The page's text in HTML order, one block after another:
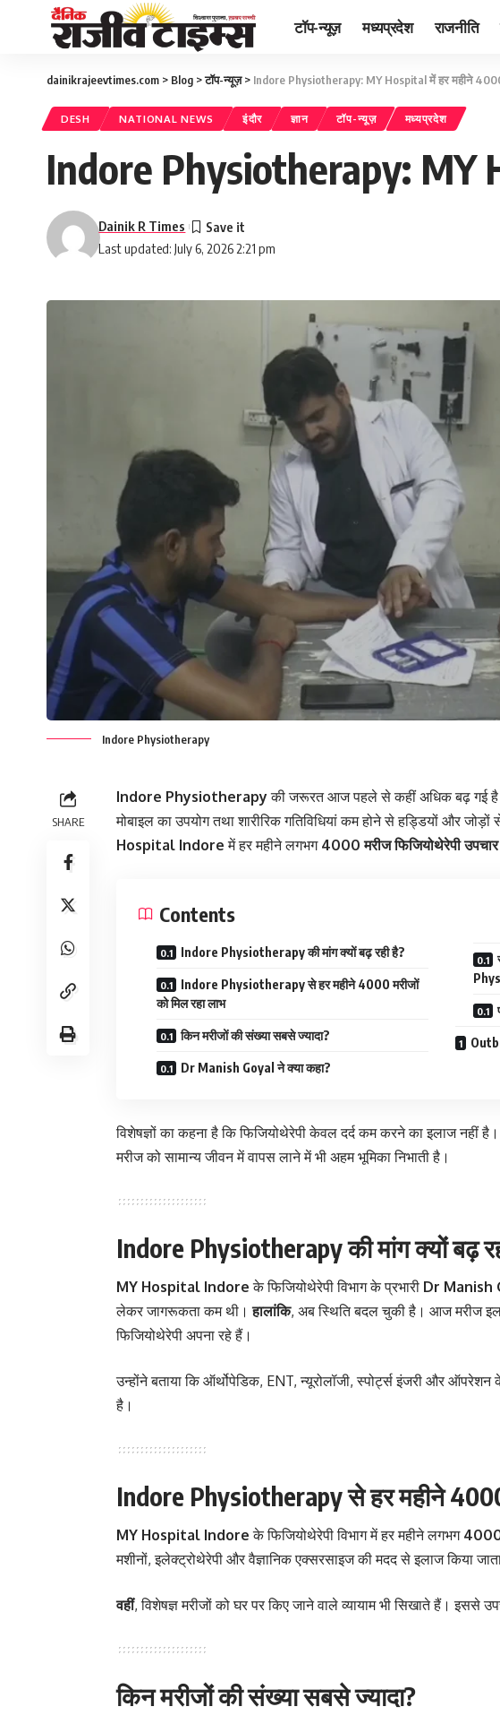
टॉप-न्यूज़ मध्यप्रदेश राजनीति
dainikrajeevtimes.com > Blog >टॉप-न्यूज़> Indore Physiotherapy: MY Hospital में हर महीने
DESH NATIONAL NEWS इंदौर ज्ञान टॉप-न्यूज़ मध्यप्रदेश
Indore Physiotherapy: MY
Last updated: July 6, 2026 2:21 pm
Dainik R Times
Indore Physiotherapy
SHARE
Indore Physiotherapyकी जरूरत आज पहले से कहीं अधिक बढ़ गई
मोबाइल का उपयोग तथा शारीरिक गतिविधियां कम होने से हड्डियों और
Hospital Indore में हर महीने लगभग 4000 मरीज फिजियोथेरेपी उपचार
Contents
Indore Physiotherapy की मांग क्यों बढ़ रही है?
Indore Physiotherapy से हर महीने 4000 मरीजों
को मिल रहा लाभ
किन मरीजों की संख्या सबसे ज्यादा?
Dr Manish Goyal ने क्या कहा?
विशेषज्ञों का कहना है कि फिजियोथेरेपी केवल दर्द कम करने का इलाज नहीं
मरीज को सामान्य जीवन में वापस लाने में भी अहम भूमिका निभाती है।
Indore Physiotherapy की मांग क्यों बढ़
MY Hospital Indore के फिजियोथेरेपी विभाग के प्रभारी Dr Manish
लेकर जागरूकता कम थी।हालांकि, अब स्थिति बदल चुकी है। आज मरीज
फिजियोथेरेपी अपना रहे हैं।
उन्होंने बताया कि ऑर्थोपेडिक, ENT, न्यूरोलॉजी, स्पोर्ट्स इंजरी और
है।
Indore Physiotherapy से हर महीने 4000
MY Hospital Indore के फिजियोथेरेपी विभाग में हर महीने लगभग
मशीनों, इलेक्ट्रोथेरेपी और वैज्ञानिक एक्सरसाइज की मदद से इलाज किया
वहीं, विशेषज्ञ मरीजों को घर पर किए जाने वाले व्यायाम भी सिखाते हैं। इससे
किन मरीजों की संख्या सबसे ज्यादा?